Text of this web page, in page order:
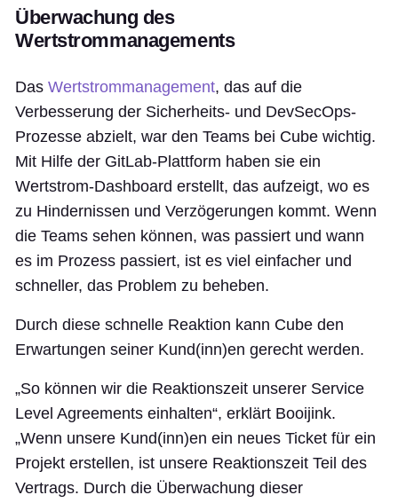
Überwachung des
Wertstrommanagements
Das Wertstrommanagement, das auf die
Verbesserung der Sicherheits- und DevSecOps-
Prozesse abzielt, war den Teams bei Cube wichtig.
Mit Hilfe der GitLab-Plattform haben sie ein
Wertstrom-Dashboard erstellt, das aufzeigt, wo es
zu Hindernissen und Verzögerungen kommt. Wenn
die Teams sehen können, was passiert und wann
es im Prozess passiert, ist es viel einfacher und
schneller, das Problem zu beheben.
Durch diese schnelle Reaktion kann Cube den
Erwartungen seiner Kund(inn)en gerecht werden.
„So können wir die Reaktionszeit unserer Service
Level Agreements einhalten“, erklärt Booijink.
„Wenn unsere Kund(inn)en ein neues Ticket für ein
Projekt erstellen, ist unsere Reaktionszeit Teil des
Vertrags. Durch die Überwachung dieser